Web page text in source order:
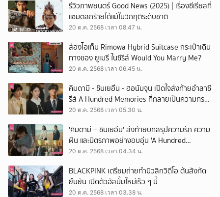
รีวิวภาพยนตร์ Good News (2025) | เรื่องซีเรียสที่
แซมตลกร้ายได้แม้ในวิกฤติระดับชาติ
20 ต.ค. 2568 เวลา 08.47 น.
ส่องไอเท็ม Rimowa Hybrid Suitcase กระเป๋าเดิน
ทางของ ยูเมรี ในซีรีส์ Would You Marry Me?
20 ต.ค. 2568 เวลา 06.45 น.
คิมดามี - ชินเยอึน - ฮอนัมจุน เปิดใจส่งท้ายอำลาซี
รีส์ A Hundred Memories ที่กลายเป็นความทรง
จำล้ำค่า
20 ต.ค. 2568 เวลา 05.30 น.
'คิมดามี – ชินเยอึน' ส่งท้ายบทสรุปความรัก ความ
ฝัน และมิตรภาพอย่างอบอุ่น 'A Hundred
Memories' ลาจอด้วยสถิติเรตติ้งสูงสุดนับตั้งแต่
20 ต.ค. 2568 เวลา 04.34 น.
BLACKPINK เตรียมถ่ายทำมิวสิกวิดีโอ ต้นสังกัด
ยืนยัน เปิดตัวอัลบั้มใหม่เร็ว ๆ นี้
20 ต.ค. 2568 เวลา 03.38 น.